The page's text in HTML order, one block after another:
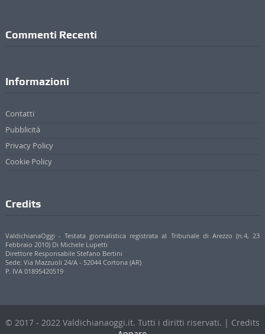
Commenti Recenti
Informazioni
Contatti
Pubblicità
Privacy Policy
Cookie Policy
Credits
ValdichianaOggi - Testata giornalistica registrata al Tribunale di Arezzo (n.4, 23
Febbraio 2010) Di Michele Lupetti
Direttore Responsabile Stefano Bertini
Sede: Via Mazzuoli 24/A - 52044 Cortona (AR)
P. IVA 01895420519
© 2017 - 2022 Valdichianaoggi.it. Tutti i diritti riservati. | Credits